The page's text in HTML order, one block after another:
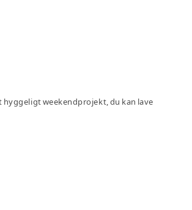
hyggeligt weekendprojekt, du kan lave